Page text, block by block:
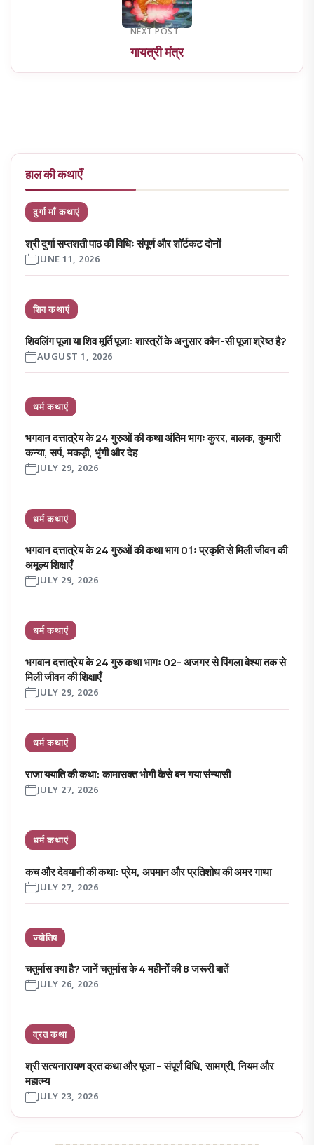
NEXT POST
गायत्री मंत्र
हाल की कथाएँ
दुर्गा माँ कथाएं
श्री दुर्गा सप्तशती पाठ की विधिः संपूर्ण और शॉर्टकट दोनों
JUNE 11, 2026
शिव कथाएं
शिवलिंग पूजा या शिव मूर्ति पूजा: शास्त्रों के अनुसार कौन-सी पूजा श्रेष्ठ है?
AUGUST 1, 2026
धर्म कथाएं
भगवान दत्तात्रेय के 24 गुरुओं की कथा अंतिम भागः कुरर, बालक, कुमारी
कन्या, सर्प, मकड़ी, भृंगी और देह
JULY 29, 2026
धर्म कथाएं
भगवान दत्तात्रेय के 24 गुरुओं की कथा भाग 01ः प्रकृति से मिली जीवन की
अमूल्य शिक्षाएँ
JULY 29, 2026
धर्म कथाएं
भगवान दत्तात्रेय के 24 गुरु कथा भागः 02- अजगर से पिंगला वेश्या तक से
मिली जीवन की शिक्षाएँ
JULY 29, 2026
धर्म कथाएं
राजा ययाति की कथा: कामासक्त भोगी कैसे बन गया संन्यासी
JULY 27, 2026
धर्म कथाएं
कच और देवयानी की कथा: प्रेम, अपमान और प्रतिशोध की अमर गाथा
JULY 27, 2026
ज्योतिष
चतुर्मास क्या है? जानें चतुर्मास के 4 महीनों की 8 जरूरी बातें
JULY 26, 2026
व्रत कथा
श्री सत्यनारायण व्रत कथा और पूजा – संपूर्ण विधि, सामग्री, नियम और
महात्म्य
JULY 23, 2026